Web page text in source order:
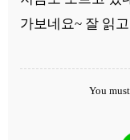
가보네요~ 잘 읽
You